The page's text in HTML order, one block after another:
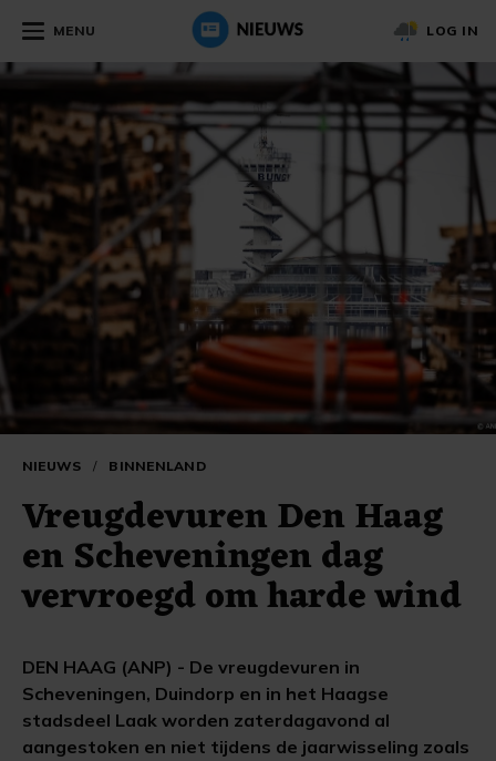
MENU LOG IN
NIEUWS / BINNENLAND
Vreugdevuren Den Haag
en Scheveningen dag
vervroegd om harde wind
DEN HAAG (ANP) - De vreugdevuren in
Scheveningen, Duindorp en in het Haagse
stadsdeel Laak worden zaterdagavond al
aangestoken en niet tijdens de jaarwisseling zoals